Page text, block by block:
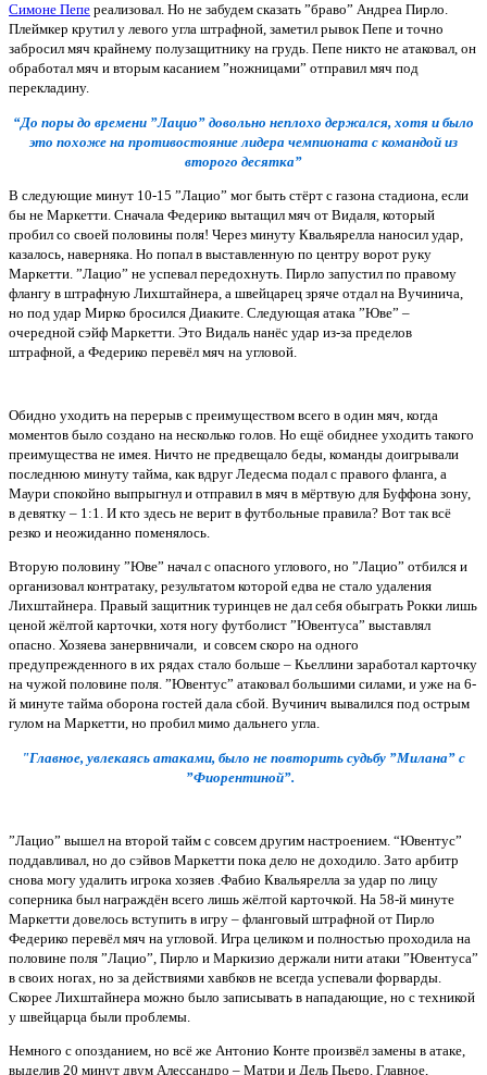
Симоне Пепе реализовал. Но не забудем сказать ”браво” Андреа Пирло.
Плеймкер крутил у левого угла штрафной, заметил рывок Пепе и точно
забросил мяч крайнему полузащитнику на грудь. Пепе никто не атаковал, он
обработал мяч и вторым касанием ”ножницами” отправил мяч под
перекладину.
“До поры до времени ”Лацио” довольно неплохо держался, хотя и было
это похоже на противостояние лидера чемпионата с командой из
второго десятка”
В следующие минут 10-15 ”Лацио” мог быть стёрт с газона стадиона, если
бы не Маркетти. Сначала Федерико вытащил мяч от Видаля, который
пробил со своей половины поля! Через минуту Квальярелла наносил удар,
казалось, наверняка. Но попал в выставленную по центру ворот руку
Маркетти. ”Лацио” не успевал передохнуть. Пирло запустил по правому
флангу в штрафную Лихштайнера, а швейцарец зряче отдал на Вучинича,
но под удар Мирко бросился Диаките. Следующая атака ”Юве” –
очередной сэйф Маркетти. Это Видаль нанёс удар из-за пределов
штрафной, а Федерико перевёл мяч на угловой.
Обидно уходить на перерыв с преимуществом всего в один мяч, когда
моментов было создано на несколько голов. Но ещё обиднее уходить такого
преимущества не имея. Ничто не предвещало беды, команды доигрывали
последнюю минуту тайма, как вдруг Ледесма подал с правого фланга, а
Маури спокойно выпрыгнул и отправил в мяч в мёртвую для Буффона зону,
в девятку – 1:1. И кто здесь не верит в футбольные правила? Вот так всё
резко и неожиданно поменялось.
Вторую половину ”Юве” начал с опасного углового, но ”Лацио” отбился и
организовал контратаку, результатом которой едва не стало удаления
Лихштайнера. Правый защитник туринцев не дал себя обыграть Рокки лишь
ценой жёлтой карточки, хотя ногу футболист ”Ювентуса” выставлял
опасно. Хозяева занервничали, и совсем скоро на одного
предупрежденного в их рядах стало больше – Кьеллини заработал карточку
на чужой половине поля. ”Ювентус” атаковал большими силами, и уже на 6-
й минуте тайма оборона гостей дала сбой. Вучинич вывалился под острым
гулом на Маркетти, но пробил мимо дальнего угла.
"Главное, увлекаясь атаками, было не повторить судьбу ”Милана” с
”Фиорентиной”.
”Лацио” вышел на второй тайм с совсем другим настроением. “Ювентус”
поддавливал, но до сэйвов Маркетти пока дело не доходило. Зато арбитр
снова могу удалить игрока хозяев .Фабио Квальярелла за удар по лицу
соперника был награждён всего лишь жёлтой карточкой. На 58-й минуте
Маркетти довелось вступить в игру – фланговый штрафной от Пирло
Федерико перевёл мяч на угловой. Игра целиком и полностью проходила на
половине поля ”Лацио”, Пирло и Маркизио держали нити атаки ”Ювентуса”
в своих ногах, но за действиями хавбков не всегда успевали форварды.
Скорее Лихштайнера можно было записывать в нападающие, но с техникой
у швейцарца были проблемы.
Немного с опозданием, но всё же Антонио Конте произвёл замены в атаке,
выделив 20 минут двум Алессандро – Матри и Дель Пьеро. Главное,